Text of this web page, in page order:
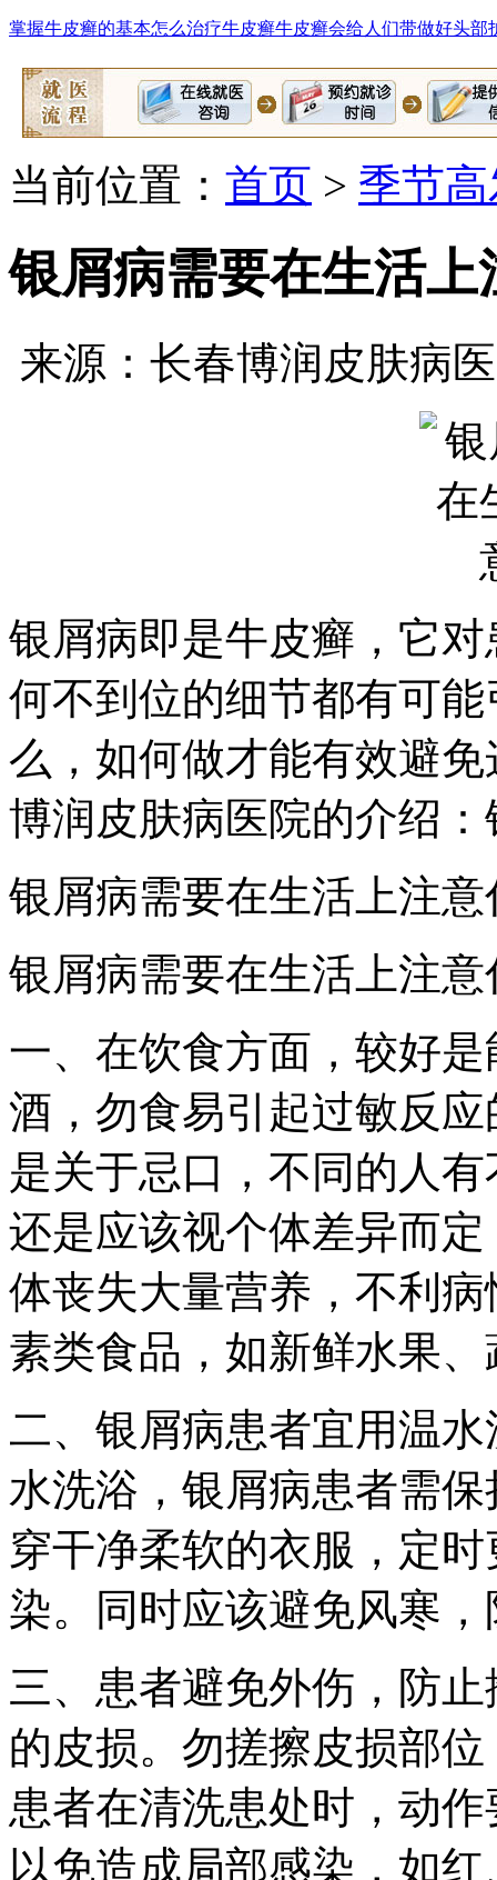
掌握牛皮癣的基本怎么治疗牛皮癣牛皮癣会给人们带做好头部
当前位置： 首页 > 季节
银屑病需要在生活上
来源：长春博润皮肤病
银屑病即是牛皮癣，它
何不到位的细节都有可
么，如何做才能有效避
博润皮肤病医院的介绍
银屑病需要在生活上注意
银屑病需要在生活上注意
一、在饮食方面，较好
酒，勿食易引起过敏反
是关于忌口，不同的人
还是应该视个体差异而
体丧失大量营养，不利
素类食品，如新鲜水果
二、银屑病患者宜用温
水洗浴，银屑病患者需
穿干净柔软的衣服，定
染。同时应该避免风寒
三、患者避免外伤，防
的皮损。勿搓擦皮损部
患者在清洗患处时，动
以免造成局部感染，如